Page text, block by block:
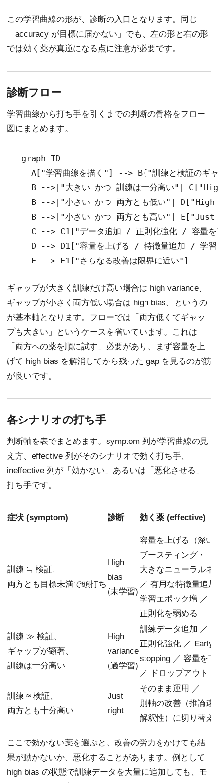
この学習曲線の形が、診断の入口となります。同じ
「accuracy が目標に届かない」でも、左の形と右の形
では効く薬が真逆になる点に注意が必要です。
診断フロー
学習曲線から打ち手を引くまでの判断の骨格をフロー
図にまとめます。
  graph TD
A["学習曲線を描く"] --> B{"訓練と検証のギ
B -->|"大きい かつ 訓練は十分高い"|
B -->|"小さい かつ 両方とも低い"|
B -->|"小さい かつ 両方とも高い"|
C --> C1["データ追加 / 正則化強化 / 容量
D --> D1["容量を上げる / 特徴量追加 / 学習
ギャップが大きく訓練だけ高い場合は high variance、
ギャップが小さく両方低い場合は high bias、というの
が基本軸となります。フローでは「両方低くてギャッ
プも大きい」というケースを省いています。これは
「両方への薬を順に試す」必要があり、まず容量を上
げて high bias を解消してから残った gap を見るのが筋
が良いです。
各シナリオの打ち手
判断軸を表でまとめます。symptom 列が学習曲線の見
え方、effective 列がそのシナリオで効く打ち手、
ineffective 列が「効かない」あるいは「悪化させる」
打ち手です。
症状 (symptom) 診断 効く薬 (effective)
訓練 ≒ 検証、
両方とも目標未満で頭打ち
High
bias
(未学習)
容量を上げる（深い
ブースティング・
大きなニューラルネ
／ 有用な特徴量追
学習エポック増 ／
正則化を弱める
訓練 ≫ 検証、
ギャップが顕著、
訓練は十分高い
High
variance
(過学習)
訓練データ追加 ／
正則化強化 ／ Early
stopping ／ 容量を
／ ドロップアウト
訓練 ≈ 検証、
両方とも十分高い
Just
right
そのまま運用 ／
別軸の改善（推論速
解釈性）に切り替え
ここで効かない薬を選ぶと、改善の労力をかけても結
果が動かないか、悪化することがあります。例として
high bias の状態で訓練データを大量に追加しても、モ